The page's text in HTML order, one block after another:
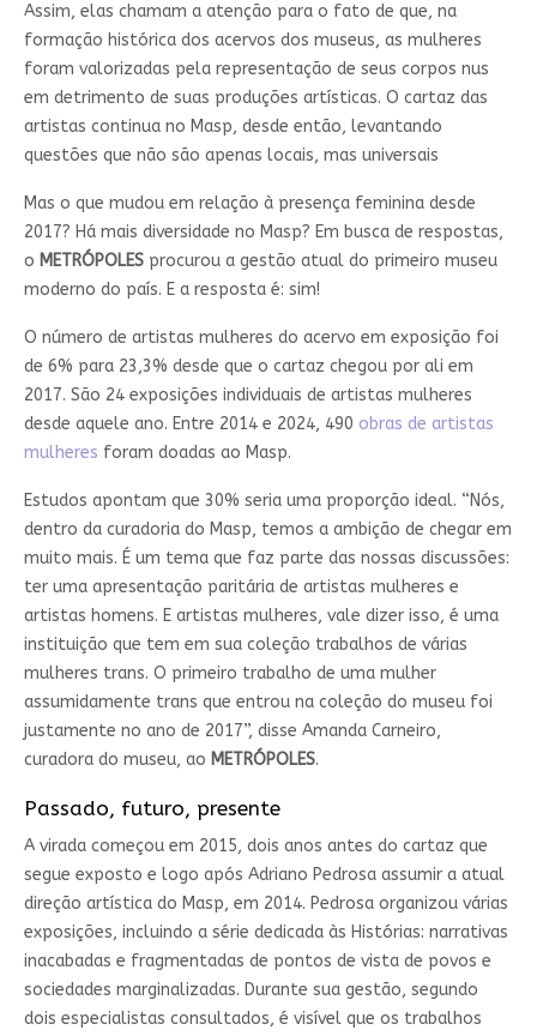
Assim, elas chamam a atenção para o fato de que, na
formação histórica dos acervos dos museus, as mulheres
foram valorizadas pela representação de seus corpos nus
em detrimento de suas produções artísticas. O cartaz das
artistas continua no Masp, desde então, levantando
questões que não são apenas locais, mas universais
Mas o que mudou em relação à presença feminina desde
2017? Há mais diversidade no Masp? Em busca de respostas,
o METRÓPOLESprocurou a gestão atual do primeiro museu
moderno do país. E a resposta é: sim!
O número de artistas mulheres do acervo em exposição foi
de 6% para 23,3% desde que o cartaz chegou por ali em
2017. São 24 exposições individuais de artistas mulheres
desde aquele ano. Entre 2014 e 2024, 490 obras de artistas
mulheres foram doadas ao Masp.
Estudos apontam que 30% seria uma proporção ideal. “Nós,
dentro da curadoria do Masp, temos a ambição de chegar em
muito mais. É um tema que faz parte das nossas discussões:
ter uma apresentação paritária de artistas mulheres e
artistas homens. E artistas mulheres, vale dizer isso, é uma
instituição que tem em sua coleção trabalhos de várias
mulheres trans. O primeiro trabalho de uma mulher
assumidamente trans que entrou na coleção do museu foi
justamente no ano de 2017”, disse Amanda Carneiro,
curadora do museu, ao METRÓPOLES.
Passado, futuro, presente
A virada começou em 2015, dois anos antes do cartaz que
segue exposto e logo após Adriano Pedrosa assumir a atual
direção artística do Masp, em 2014. Pedrosa organizou várias
exposições, incluindo a série dedicada às Histórias: narrativas
inacabadas e fragmentadas de pontos de vista de povos e
sociedades marginalizadas. Durante sua gestão, segundo
dois especialistas consultados, é visível que os trabalhos